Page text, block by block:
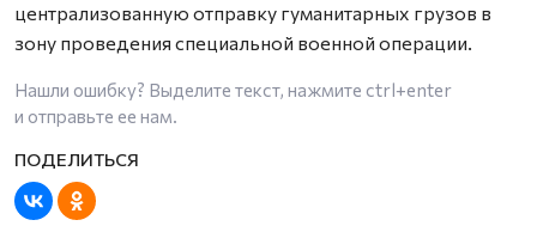
централизованную отправку гуманитарных грузов в
зону проведения специальной военной операции.
Нашли ошибку? Выделите текст, нажмите ctrl+enter
и отправьте ее нам.